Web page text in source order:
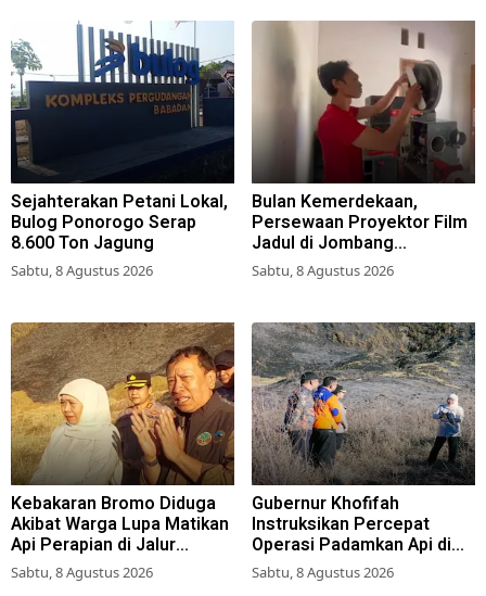
Sejahterakan Petani Lokal,
Bulog Ponorogo Serap
8.600 Ton Jagung
Sabtu, 8 Agustus 2026
Bulan Kemerdekaan,
Persewaan Proyektor Film
Jadul di Jombang
Meningkat
Sabtu, 8 Agustus 2026
Kebakaran Bromo Diduga
Akibat Warga Lupa Matikan
Api Perapian di Jalur
Tradisional
Sabtu, 8 Agustus 2026
Gubernur Khofifah
Instruksikan Percepat
Operasi Padamkan Api di
Wisata Bromo
Sabtu, 8 Agustus 2026